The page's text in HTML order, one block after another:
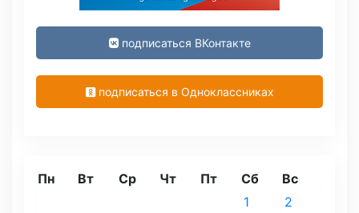
подписаться ВКонтакте
подписаться в Одноклассниках
Пн Вт Ср Чт Пт Сб Вс
1
2